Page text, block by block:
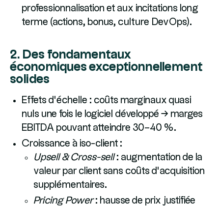
professionnalisation et aux incitations long
terme (actions, bonus, culture DevOps).
2. Des fondamentaux
économiques exceptionnellement
solides
Effets d’échelle : coûts marginaux quasi
nuls une fois le logiciel développé → marges
EBITDA pouvant atteindre 30–40 %.
Croissance à iso-client :
Upsell & Cross-sell: augmentation de la
valeur par client sans coûts d’acquisition
supplémentaires.
Pricing Power: hausse de prix justifiée